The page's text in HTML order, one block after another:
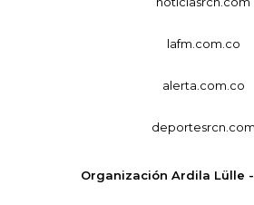
lafm.com.co
alerta.com.co
deportesrcn.com
Organización Ardila Lülle